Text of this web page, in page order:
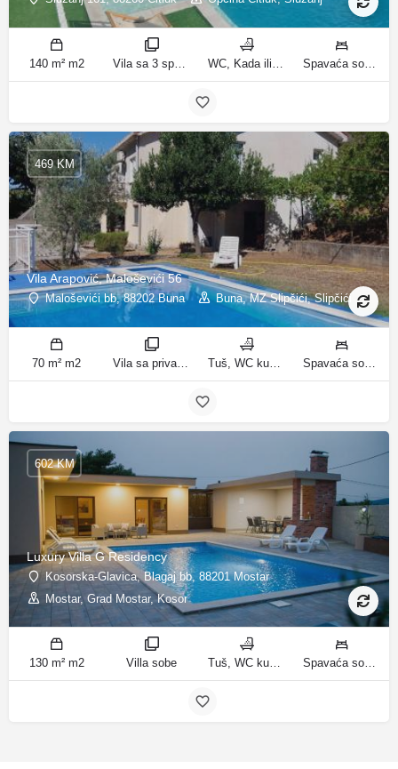
140 m² m2 Vila sa 3 spavaće sobe sobe WC, Kada ili tuš kupatila Spavaća soba 1: 1 bračni krevet | Spavaća soba 2: 2 kreveta za jednu osobu | Spavaća soba 3: 2 kreveta za jednu osobu | Dnevni boravak: 1 kauč na razvlačenje ležaja
Vila Arapović, Maloševići 56
Maloševići bb, 88202 Buna Buna, MZ Slipčići, Slipčići
469 KM
70 m² m2 Vila sa privatnim bazenom sobe Tuš, WC kupatila Spavaća soba 1: 3 odvojena kreveta | Spavaća soba 2: 3 kreveta za jednu osobu | Dnevni boravak: 1 kauč na razvlačenje ležaja
Luxury Villa G Residency
Kosorska-Glavica, Blagaj bb, 88201 Mostar
Mostar, Grad Mostar, Kosor
602 KM
130 m² m2 Villa sobe Tuš, WC kupatila Spavaća soba 1: 1 bračni krevet | Spavaća soba 2: 2 kreveta za jednu osobu | Spavaća soba 3: 1 bračni krevet | Spavaća soba 4: 2 kreveta za jednu osobu | Dnevni boravak: 1 kauč na razvlačenje ležaja